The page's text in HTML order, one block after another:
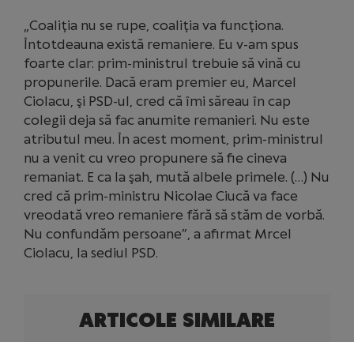
„Coaliţia nu se rupe, coaliţia va funcţiona.
Întotdeauna există remaniere. Eu v-am spus
foarte clar: prim-ministrul trebuie să vină cu
propunerile. Dacă eram premier eu, Marcel
Ciolacu, şi PSD-ul, cred că îmi săreau în cap
colegii deja să fac anumite remanieri. Nu este
atributul meu. În acest moment, prim-ministrul
nu a venit cu vreo propunere să fie cineva
remaniat. E ca la şah, mută albele primele. (…) Nu
cred că prim-ministru Nicolae Ciucă va face
vreodată vreo remaniere fără să stăm de vorbă.
Nu confundăm persoane”, a afirmat Mrcel
Ciolacu, la sediul PSD.
ARTICOLE SIMILARE